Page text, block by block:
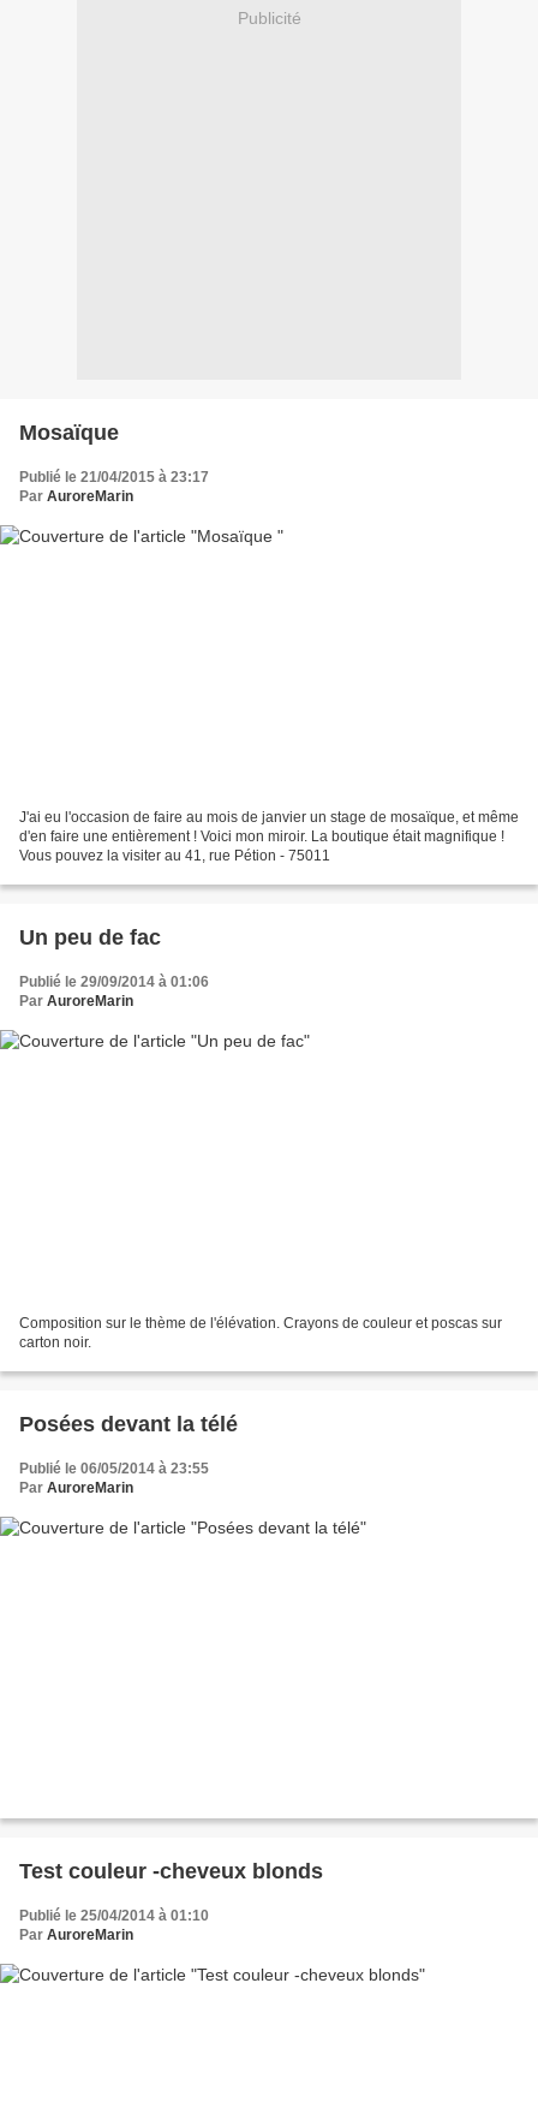
Publicité
Mosaïque
Publié le 21/04/2015 à 23:17
Par AuroreMarin
J'ai eu l'occasion de faire au mois de janvier un stage de mosaïque, et même
d'en faire une entièrement ! Voici mon miroir. La boutique était magnifique !
Vous pouvez la visiter au 41, rue Pétion - 75011
Un peu de fac
Publié le 29/09/2014 à 01:06
Par AuroreMarin
Composition sur le thème de l'élévation. Crayons de couleur et poscas sur
carton noir.
Posées devant la télé
Publié le 06/05/2014 à 23:55
Par AuroreMarin
Test couleur -cheveux blonds
Publié le 25/04/2014 à 01:10
Par AuroreMarin